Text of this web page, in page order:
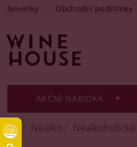
Novinky Obchodní podmínky
AKČNÍ NABÍDKA
Nealko